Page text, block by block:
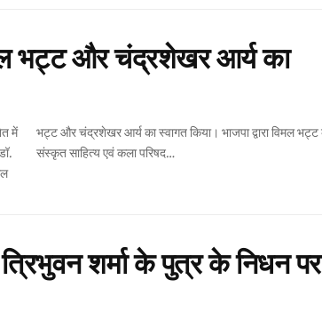
भट्ट और चंद्रशेखर आर्य का
में
को
संस्कृत साहित्य एवं कला परिषद…
शर्मा के पुत्र के निधन पर